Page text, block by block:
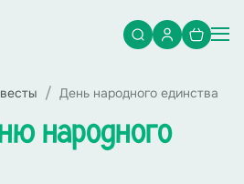
День народного единства
народного